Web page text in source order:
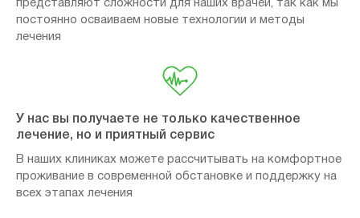
представляют сложности для наших врачей, так как мы
постоянно осваиваем новые технологии и методы
лечения
У нас вы получаете не только качественное
лечение, но и приятный сервис
В наших клиниках можете рассчитывать на комфортное
проживание в современной обстановке и поддержку на
всех этапах лечения